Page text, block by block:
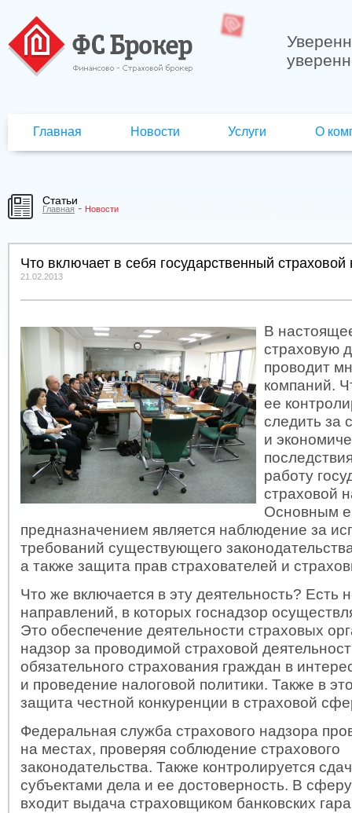
Главная Новости Услуги О
Статьи
Главная- Новости
Что включает в себя государственный страховой
21.02.2013
В
страховую
проводит
компаний.
ее
следить за
и
работу
страховой
Основным
предназначением является наблюдение за
требований существующего
а также защита прав страхователей и
Что же включается в эту деятельность? Есть
направлений, в которых госнадзор
Это обеспечение деятельности страховых
надзор за проводимой страховой
обязательного страхования граждан в
и проведение налоговой политики. Также в
защита честной конкуренции в страховой
Федеральная служба страхового надзора
на местах, проверяя соблюдение страхового
законодательства. Также контролируется
субъектами дела и ее достоверность. В
входит выдача страховщиком банковских